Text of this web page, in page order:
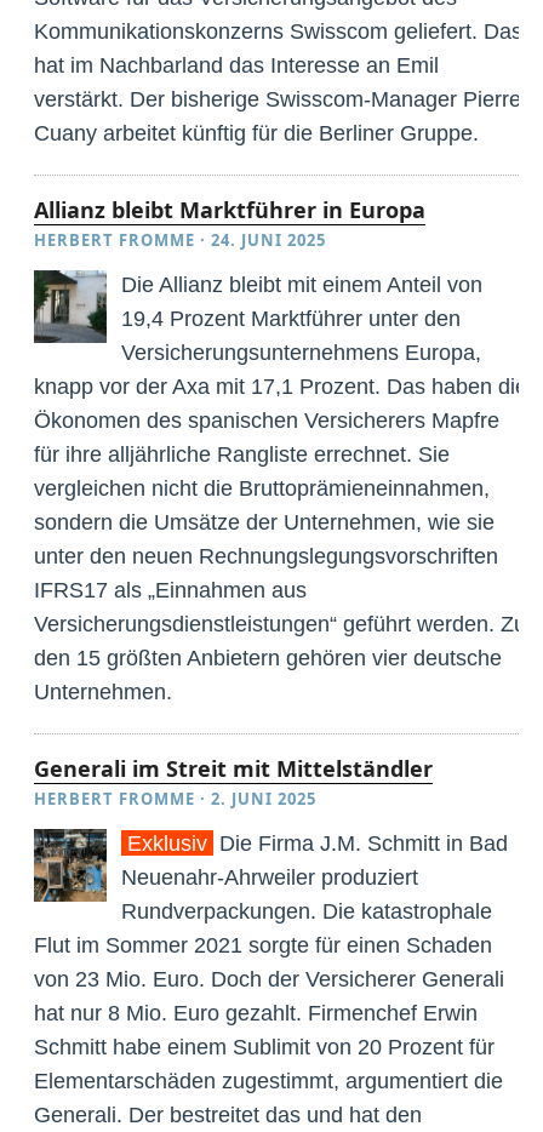
Kommunikationskonzerns Swisscom geliefert. Das
hat im Nachbarland das Interesse an Emil
verstärkt. Der bisherige Swisscom-Manager Pierre
Cuany arbeitet künftig für die Berliner Gruppe.
Allianz bleibt Marktführer in Europa
HERBERT FROMME ·24. JUNI 2025
Die Allianz bleibt mit einem Anteil von
19,4 Prozent Marktführer unter den
Versicherungsunternehmens Europa,
knapp vor der Axa mit 17,1 Prozent. Das haben die
Ökonomen des spanischen Versicherers Mapfre
für ihre alljährliche Rangliste errechnet. Sie
vergleichen nicht die Bruttoprämieneinnahmen,
sondern die Umsätze der Unternehmen, wie sie
unter den neuen Rechnungslegungsvorschriften
IFRS17 als „Einnahmen aus
Versicherungsdienstleistungen“ geführt werden. Zu
den 15 größten Anbietern gehören vier deutsche
Unternehmen.
Generali im Streit mit Mittelständler
HERBERT FROMME ·2. JUNI 2025
Exklusiv Die Firma J.M. Schmitt in Bad
Neuenahr-Ahrweiler produziert
Rundverpackungen. Die katastrophale
Flut im Sommer 2021 sorgte für einen Schaden
von 23 Mio. Euro. Doch der Versicherer Generali
hat nur 8 Mio. Euro gezahlt. Firmenchef Erwin
Schmitt habe einem Sublimit von 20 Prozent für
Elementarschäden zugestimmt, argumentiert die
Generali. Der bestreitet das und hat den